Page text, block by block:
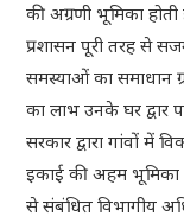
की अग्रणी भूमिका
प्रशासन पूरी तरह से
समस्याओं का समाधान
का लाभ उनके घर द्वार
सरकार द्वारा गांवों में
इकाई की अहम भूमिका
से संबंधित विभागीय